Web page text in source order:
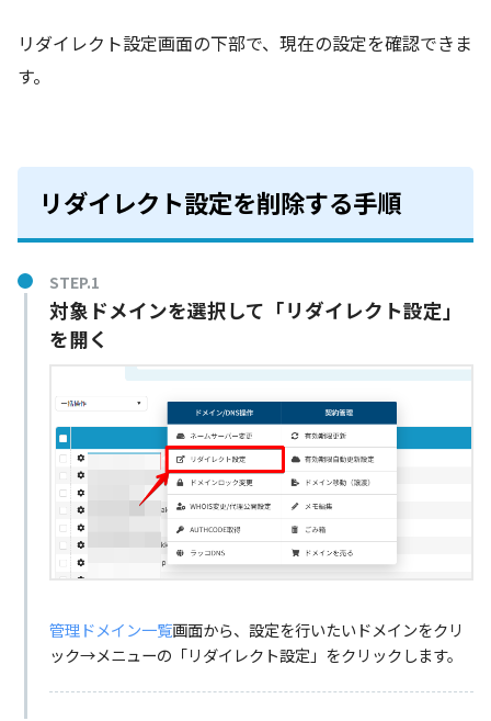
リダイレクト設定画面の下部で、現在の設定を確認できま
す。
リダイレクト設定を削除する手順
STEP.1
対象ドメインを選択して「リダイレクト設定」
を開く
管理ドメイン一覧画面から、設定を行いたいドメインをクリ
ック→メニューの「リダイレクト設定」をクリックします。